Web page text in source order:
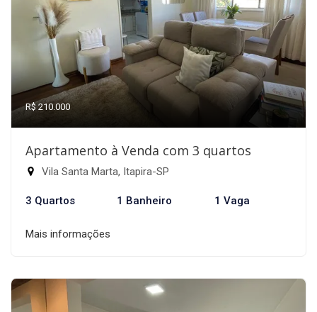
R$ 210.000
Apartamento à Venda com 3 quartos
Vila Santa Marta, Itapira-SP
3 Quartos 1 Banheiro 1 Vaga
Mais informações